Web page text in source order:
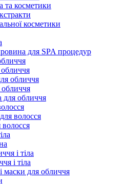
та косметики
косметики
для SPA процедур
обличчя
для обличчя
волосся
і тіла
і тіла
маски для обличчя